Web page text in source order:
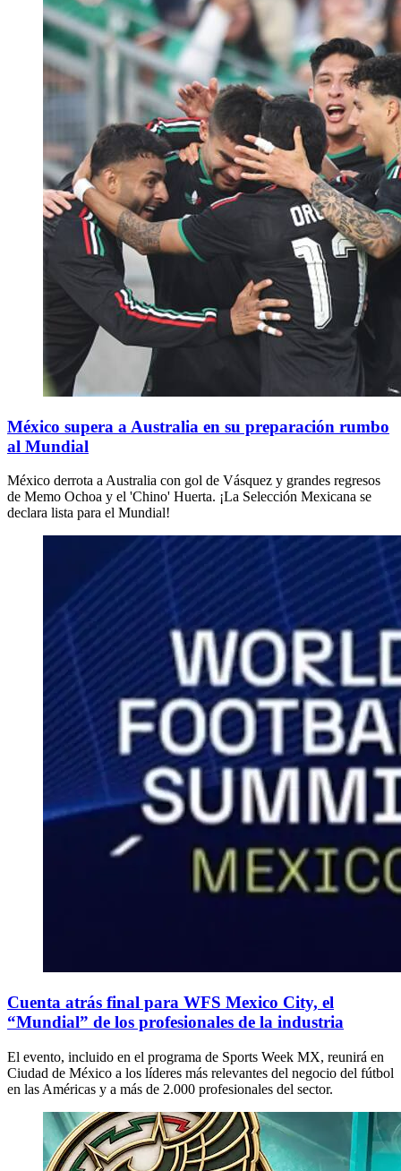
México supera a Australia en su preparación rumbo
al Mundial
México derrota a Australia con gol de Vásquez y grandes regresos
de Memo Ochoa y el 'Chino' Huerta. ¡La Selección Mexicana se
declara lista para el Mundial!
Cuenta atrás final para WFS Mexico City, el
“Mundial” de los profesionales de la industria
El evento, incluido en el programa de Sports Week MX, reunirá en
Ciudad de México a los líderes más relevantes del negocio del fútbol
en las Américas y a más de 2.000 profesionales del sector.